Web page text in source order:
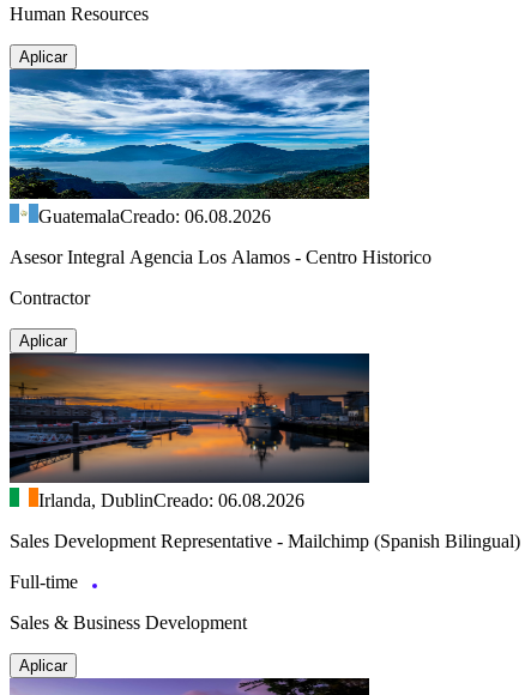
Human Resources
Aplicar
GuatemalaCreado: 06.08.2026
Asesor Integral Agencia Los Alamos - Centro Historico
Contractor
Aplicar
Irlanda, DublinCreado: 06.08.2026
Sales Development Representative - Mailchimp (Spanish Bilingual)
Full-time
Sales & Business Development
Aplicar